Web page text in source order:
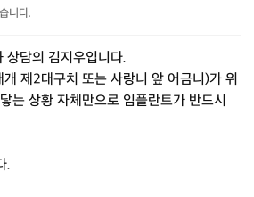
니다.
상담의 김지우입니다.
제2대구치 또는 사랑니 앞 어금니)가 위
는 상황 자체만으로 임플란트가 반드시
.